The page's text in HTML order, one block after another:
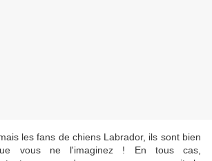
les fans de chiens Labrador, ils sont bien
vous ne l'imaginez ! En tous cas,